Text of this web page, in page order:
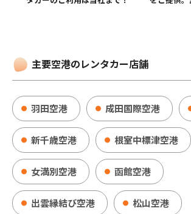
主要空港のレンタカー店舗
羽田空港 成田国際空港
新千歳空港 根室中標津空港
女満別空港 函館空港
出雲縁結び空港 松山空港